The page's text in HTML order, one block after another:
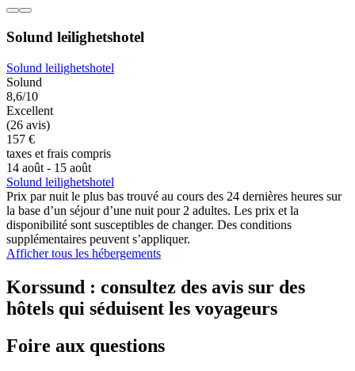
Solund leilighetshotel
Solund leilighetshotel
Solund
8,6/10
Excellent
(26 avis)
157 €
taxes et frais compris
14 août - 15 août
Solund leilighetshotel
Prix par nuit le plus bas trouvé au cours des 24 dernières heures sur
la base d’un séjour d’une nuit pour 2 adultes. Les prix et la
disponibilité sont susceptibles de changer. Des conditions
supplémentaires peuvent s’appliquer.
Afficher tous les hébergements
Korssund : consultez des avis sur des
hôtels qui séduisent les voyageurs
Foire aux questions